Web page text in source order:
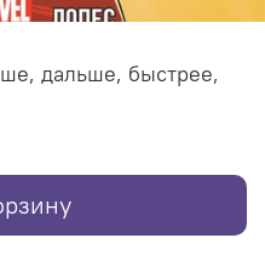
дальше, быстрее,